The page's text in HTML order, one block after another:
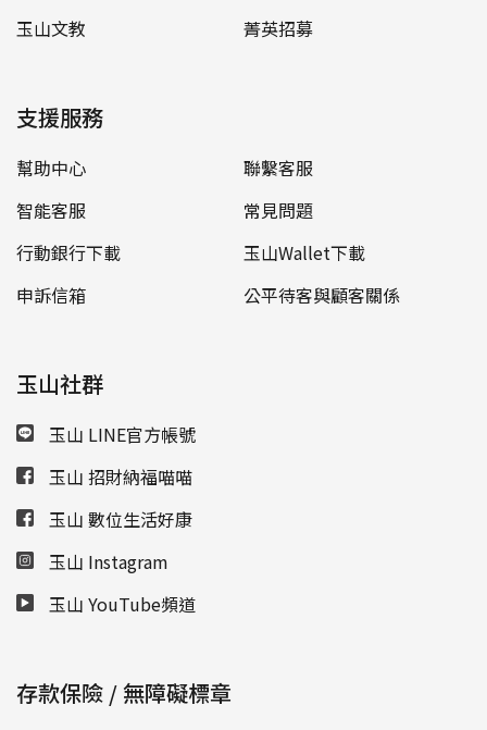
玉山文教
菁英招募
支援服務
幫助中心
聯繫客服
智能客服
常見問題
行動銀行下載
玉山Wallet下載
申訴信箱
公平待客與顧客關係
玉山社群
玉山 LINE官方帳號
玉山 招財納福喵喵
玉山 數位生活好康
玉山 Instagram
玉山 YouTube頻道
存款保險 / 無障礙標章